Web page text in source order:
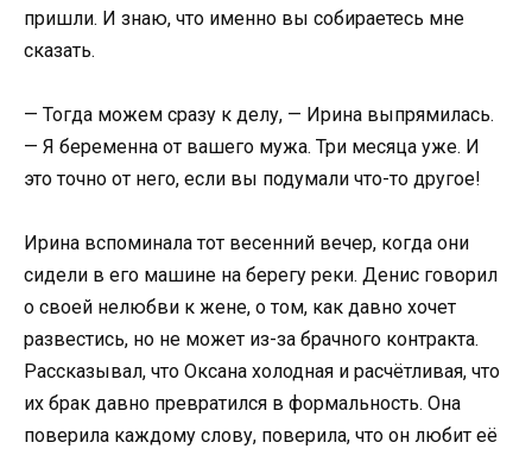
пришли. И знаю, что именно вы собираетесь мне
сказать.
— Тогда можем сразу к делу, — Ирина выпрямилась.
— Я беременна от вашего мужа. Три месяца уже. И
это точно от него, если вы подумали что-то другое!
Ирина вспоминала тот весенний вечер, когда они
сидели в его машине на берегу реки. Денис говорил
о своей нелюбви к жене, о том, как давно хочет
развестись, но не может из-за брачного контракта.
Рассказывал, что Оксана холодная и расчётливая, что
их брак давно превратился в формальность. Она
поверила каждому слову, поверила, что он любит её